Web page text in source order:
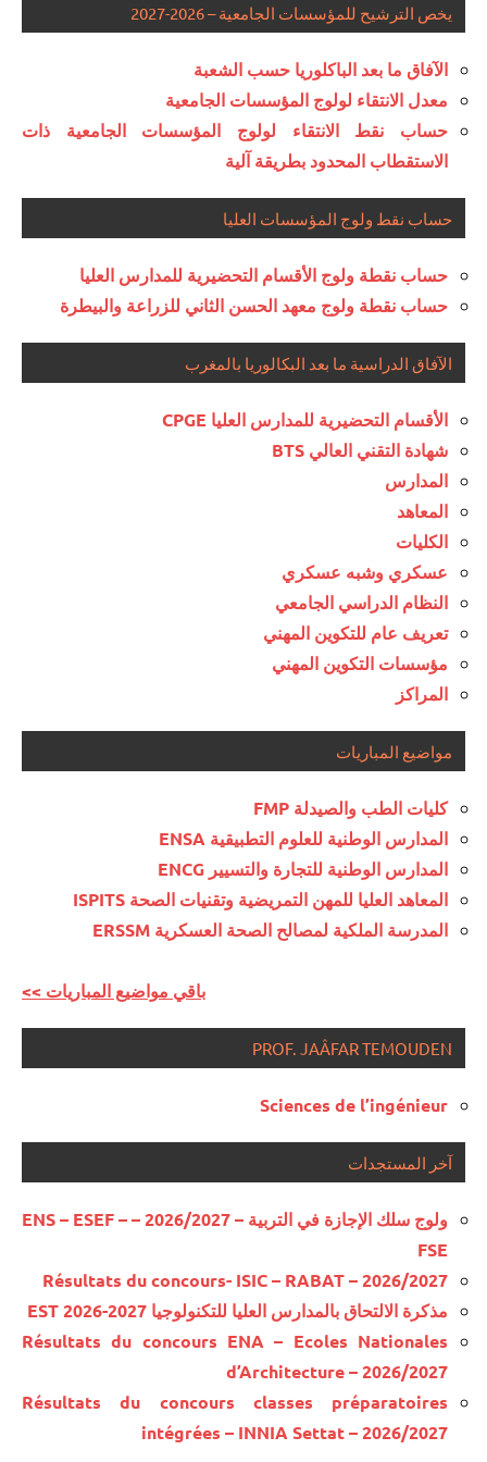
يخص الترشيح للمؤسسات الجامعية – 2026-2027
الآفاق ما بعد الباكلوريا حسب الشعبة
معدل الانتقاء لولوج المؤسسات الجامعية
حساب نقط الانتقاء لولوج المؤسسات الجامعية ذات
الاستقطاب المحدود بطريقة آلية
حساب نقط ولوج المؤسسات العليا
حساب نقطة ولوج الأقسام التحضيرية للمدارس العليا
حساب نقطة ولوج معهد الحسن الثاني للزراعة والبيطرة
الآفاق الدراسية ما بعد البكالوريا بالمغرب
الأقسام التحضيرية للمدارس العليا CPGE
شهادة التقني العالي BTS
المدارس
المعاهد
الكليات
عسكري وشبه عسكري
النظام الدراسي الجامعي
تعريف عام للتكوين المهني
مؤسسات التكوين المهني
المراكز
مواضيع المباريات
كليات الطب والصيدلة FMP
المدارس الوطنية للعلوم التطبيقية ENSA
المدارس الوطنية للتجارة والتسيير ENCG
المعاهد العليا للمهن التمريضية وتقنيات الصحة ISPITS
المدرسة الملكية لمصالح الصحة العسكرية ERSSM
<< باقي مواضيع المباريات
PROF. JAÂFAR TEMOUDEN
Sciences de l’ingénieur
آخر المستجدات
ولوج سلك الإجازة في التربية – 2026/2027 – ENS – ESEF –
FSE
Résultats du concours- ISIC – RABAT – 2026/2027
مذكرة الالتحاق بالمدارس العليا للتكنولوجيا EST 2026-2027
Résultats du concours ENA – Ecoles Nationales
d’Architecture – 2026/2027
Résultats du concours classes préparatoires
intégrées – INNIA Settat – 2026/2027